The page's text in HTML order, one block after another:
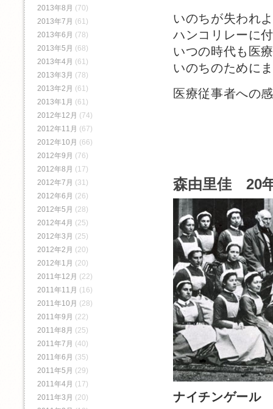
いのちが失われ
ハンコリレーに
いつの時代も医
いのちのために
医療従事者への
森由里佳 20
ナイチンゲール
2013年8月 (70)
2013年7月 (61)
2013年6月 (78)
2013年5月 (68)
2013年4月 (61)
2013年3月 (78)
2013年2月 (61)
2013年1月 (61)
2012年12月 (74)
2012年11月 (67)
2012年10月 (66)
2012年9月 (76)
2012年8月 (17)
2012年7月 (31)
2012年6月 (26)
2012年5月 (28)
2012年4月 (25)
2012年3月 (25)
2012年2月 (20)
2012年1月 (20)
2011年12月 (22)
2011年11月 (16)
2011年10月 (28)
2011年9月 (22)
2011年8月 (25)
2011年7月 (40)
2011年6月 (35)
2011年5月 (29)
2011年4月 (17)
2011年3月 (20)